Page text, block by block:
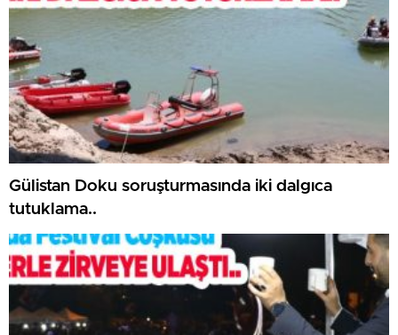
Gülistan Doku soruşturmasında iki dalgıca
tutuklama..